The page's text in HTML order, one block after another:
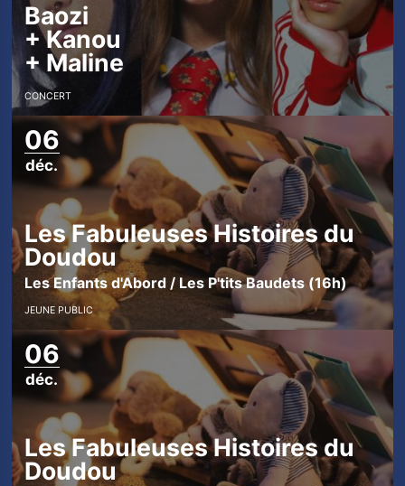
Baozi
+Kanou
+ Maline
CONCERT
d
é
e
m
b
e
06
déc.
Les Fabuleuses Histoires du
Doudou
Les Enfants d'Abord / Les P'tits Baudets (16h)
JEUNE PUBLIC
06
déc.
Les Fabuleuses Histoires du
Doudou